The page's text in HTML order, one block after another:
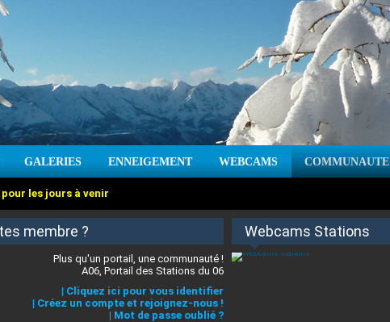
GALERIES ENNEIGEMENT WEBCAMS COMMUNAUTE
les jours à venir
membre ?
Plus qu'un portail, une communauté !
A06, Portail des Stations du 06
| Cliquez ici pour vous identifier
| Créez un compte et rejoignez-nous !
| Mot de passe oublié ?
Webcams Stations